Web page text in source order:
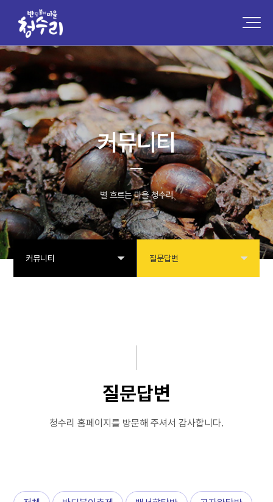
커뮤니티
별 흐르는 마을 청수리
커뮤니티 질문답변
동영상갤러리
질문답변
청수리 홈페이지를 방문해 주셔서 감사합니다.